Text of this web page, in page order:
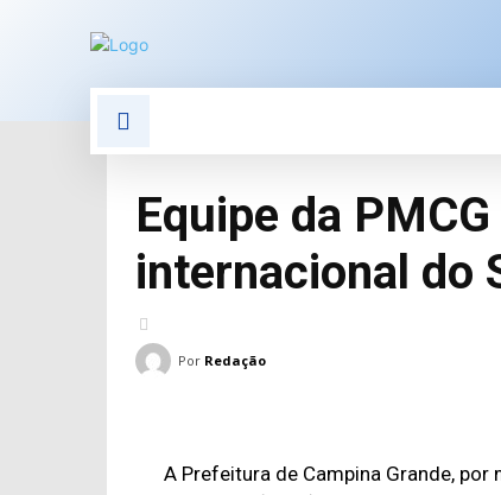
Equipe da
internacional do
Por Redação
A Prefeitura de Campina Grande,